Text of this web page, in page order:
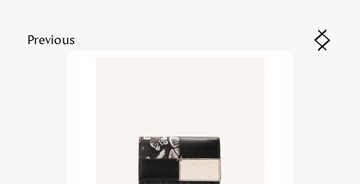
Previous